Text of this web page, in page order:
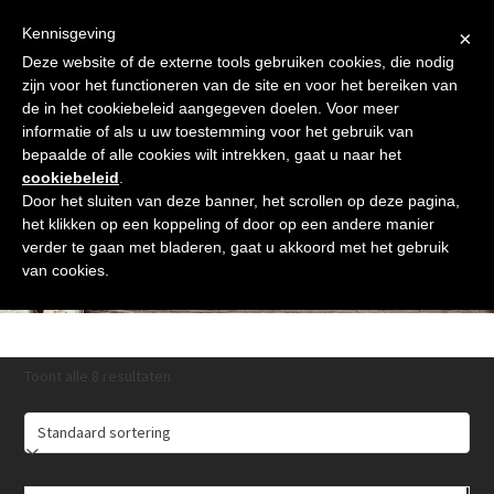
content
Afrekenen
Winkelmand Shop
Open
mobile
menu
Close
mobile
menu
Face Care
Toont alle 8 resultaten
×
Kennisgeving
Deze website of de externe tools gebruiken cookies, die nodig
zijn voor het functioneren van de site en voor het bereiken van
de in het cookiebeleid aangegeven doelen. Voor meer
informatie of als u uw toestemming voor het gebruik van
bepaalde of alle cookies wilt intrekken, gaat u naar het
cookiebeleid
Door het sluiten van deze banner, het scrollen op deze pagina,
het klikken op een koppeling of door op een andere manier
verder te gaan met bladeren, gaat u akkoord met het gebruik
van cookies.